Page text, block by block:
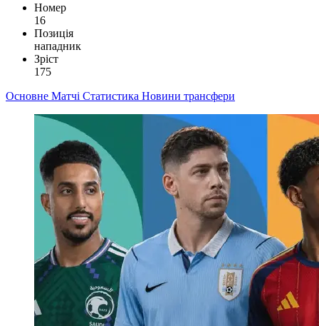
Номер
16
Позиція
нападник
Зріст
175
Основне Матчі Статистика Новини трансфери